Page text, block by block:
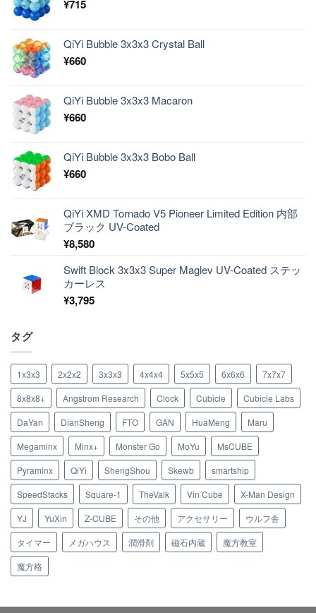
¥715
QiYi Bubble 3x3x3 Crystal Ball
¥660
QiYi Bubble 3x3x3 Macaron
¥660
QiYi Bubble 3x3x3 Bobo Ball
¥660
QiYi XMD Tornado V5 Pioneer Limited Edition 内部
ブラック UV-Coated
¥8,580
Swift Block 3x3x3 Super Maglev UV-Coated ステッ
カーレス
¥3,795
タグ
1x3x3 2x2x2 3x3x3 4x4x4 5x5x5 6x6x6
7x7x7
8x8x8+
Angstrom Research Clock Cubicle
Cubicle Labs
DaYan
DianSheng FTO GAN HuaMeng
Maru
Megaminx
Minx+ Monster Go MoYu
MsCUBE
Pyraminx
QiYi ShengShou Skewb
smartship
SpeedStacks
Square-1 TheValk Vin Cube
X-Man Design
YJ
YuXin Z-CUBE その他 アクセサリー
ウルフ舎
タイマー
メガハウス 潤滑剤 磁石内蔵
魔方教室
魔方格